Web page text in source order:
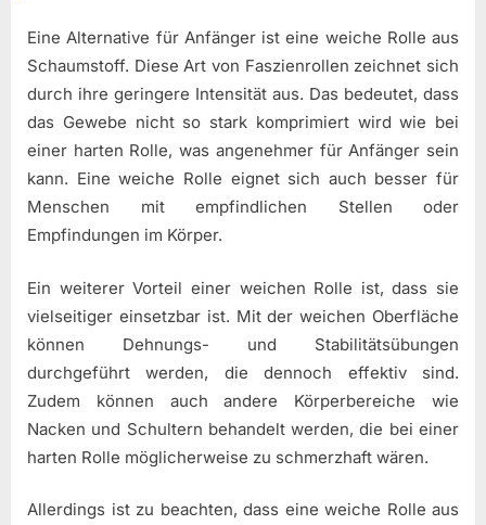
Eine Alternative für Anfänger ist eine weiche Rolle aus
Schaumstoff. Diese Art von Faszienrollen zeichnet sich
durch ihre geringere Intensität aus. Das bedeutet, dass
das Gewebe nicht so stark komprimiert wird wie bei
einer harten Rolle, was angenehmer für Anfänger sein
kann. Eine weiche Rolle eignet sich auch besser für
Menschen mit empfindlichen Stellen oder
Empfindungen im Körper.
Ein weiterer Vorteil einer weichen Rolle ist, dass sie
vielseitiger einsetzbar ist. Mit der weichen Oberfläche
können Dehnungs- und Stabilitätsübungen
durchgeführt werden, die dennoch effektiv sind.
Zudem können auch andere Körperbereiche wie
Nacken und Schultern behandelt werden, die bei einer
harten Rolle möglicherweise zu schmerzhaft wären.
Allerdings ist zu beachten, dass eine weiche Rolle aus